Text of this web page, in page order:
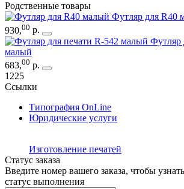
Родственные товары
Футляр для R40
930,00 р.
Футляр
малый
683,00 р.
1225
Ссылки
Типография OnLine
Юридические услуги
Изготовление печатей
Статус заказа
Введите номер вашего заказа, чтобы
статус выполнения